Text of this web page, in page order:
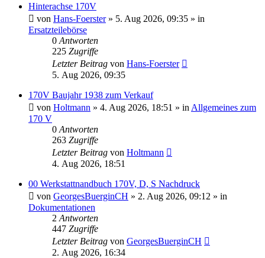
Hinterachse 170V
von Hans-Foerster» 5. Aug 2026, 09:35 » in
Ersatzteilebörse
0 Antworten
225 Zugriffe
Letzter Beitrag von Hans-Foerster
5. Aug 2026, 09:35
170V Baujahr 1938 zum Verkauf
von Holtmann » 4. Aug 2026, 18:51 » in Allgemeines zum
170 V
0 Antworten
263 Zugriffe
Letzter Beitrag von Holtmann
4. Aug 2026, 18:51
00 Werkstattnandbuch 170V, D, S Nachdruck
von GeorgesBuerginCH » 2. Aug 2026, 09:12 » in
Dokumentationen
2 Antworten
447 Zugriffe
Letzter Beitrag von GeorgesBuerginCH
2. Aug 2026, 16:34